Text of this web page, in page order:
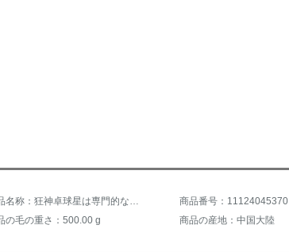
商品名称：狂神卓球星は専門的なトレーニングppq完成品のラケットの5つの星をたたきます。1つの長い柄の横撮り3502+6卓球+セットを撮ります。 商品番号：11124045370
の毛の重さ：500.00 g
商品の産地：中国大陸